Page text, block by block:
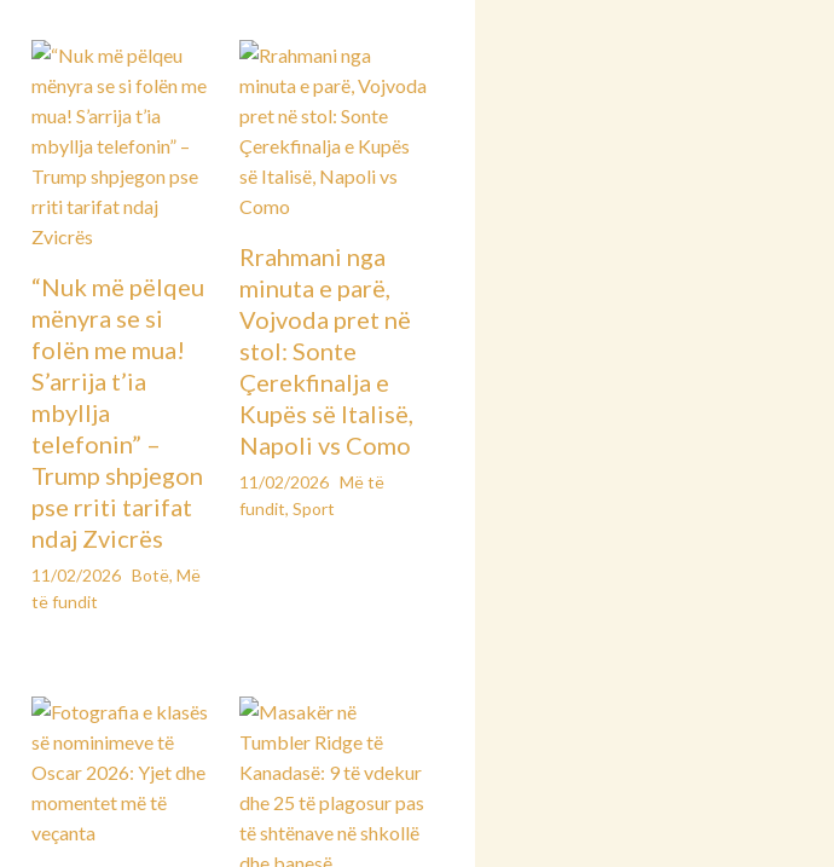
“Nuk më pëlqeu
mënyra se si
folën me mua!
S’arrija t’ia
mbyllja
telefonin” –
Trump shpjegon
pse rriti tarifat
ndaj Zvicrës
11/02/2026 Botë,Më
të fundit
Rrahmani nga
minuta e parë,
Vojvoda pret në
stol: Sonte
Çerekfinalja e
Kupës së Italisë,
Napoli vs Como
11/02/2026 Më të
fundit, Sport